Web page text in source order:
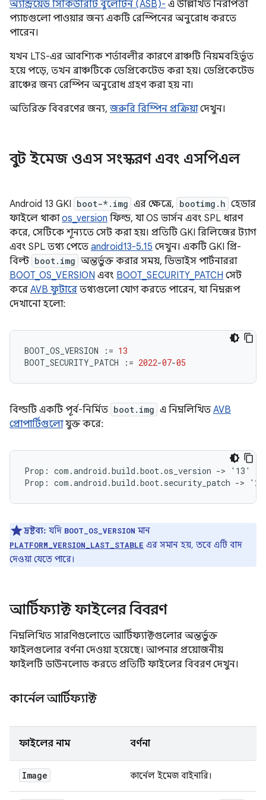
অ্যান্ড্রয়েড সিকিউরিটি বুলেটিন (ASB)- এ উল্লিখিত নিরাপত্তা
প্যাচগুলো পাওয়ার জন্য একটি রেস্পিনের অনুরোধ করতে
পারেন।
যখন LTS-এর আবশ্যিক শর্তাবলীর কারণে ব্রাঞ্চটি নিয়মবহির্ভূত
হয়ে পড়ে, তখন ব্রাঞ্চটিকে ডেপ্রিকেটেড করা হয়। ডেপ্রিকেটেড
ব্রাঞ্চের জন্য রেস্পিন অনুরোধ গ্রহণ করা হয় না।
অতিরিক্ত বিবরণের জন্য, জরুরি রিস্পিন প্রক্রিয়াদেখুন।
বুট ইমেজ ওএস সংস্করণ এবং এসপিএল
Android 13 GKI boot-*.img এর ক্ষেত্রে, bootimg.h হেডার
ফাইলে থাকাos_version ফিল্ড, যা OS ভার্সন এবং SPL ধারণ
করে, সেটিকে শূন্যতে সেট করা হয়। প্রতিটি GKI রিলিজের ট্যাগ
এবং SPL তথ্য পেতে android13-5.15 দেখুন। একটি GKI প্রি-
বিল্ট boot.img অন্তর্ভুক্ত করার সময়, ডিভাইস পার্টনাররা
BOOT_OS_VERSION এবং BOOT_SECURITY_PATCH সেট
করে AVB ফুটারে তথ্যগুলো যোগ করতে পারেন, যা নিম্নরূপ
দেখানো হলো:
BOOT_OS_VERSION := 13
BOOT_SECURITY_PATCH
:= 2022-07-05
বিল্ডটি একটি পূর্ব-নির্মিত boot.img এ নিম্নলিখিত AVB
প্রোপার্টিগুলোযুক্ত করে:
Prop: com.android.build.boot.os_version -> '13'
দ্রষ্টব্য: যদি BOOT_OS_VERSION মান
PLATFORM_VERSION_LAST_STABLE এর সমান হয়, তবে এটি বাদ
দেওয়া যেতে পারে।
আর্টিফ্যাক্ট ফাইলের বিবরণ
নিম্নলিখিত সারণিগুলোতে আর্টিফ্যাক্টগুলোর অন্তর্ভুক্ত
ফাইলগুলোর বর্ণনা দেওয়া হয়েছে। আপনার প্রয়োজনীয়
ফাইলটি ডাউনলোড করতে প্রতিটি ফাইলের বিবরণ দেখুন।
কার্নেল আর্টিফ্যাক্ট
ফাইলের নাম বর্ণনা
Image কার্নেল ইমেজ বাইনারি।